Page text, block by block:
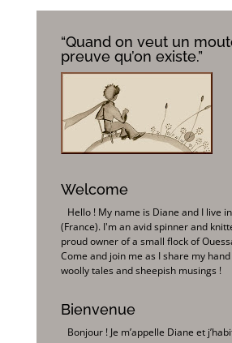
“Quand on veut un
preuve qu’on existe.”
Welcome
Hello ! My name is Diane and I live
(France). I'm an avid spinner and
proud owner of a small flock of
Come and join me as I share my
woolly tales and sheepish musings !
Bienvenue
Bonjour ! Je m’appelle Diane et